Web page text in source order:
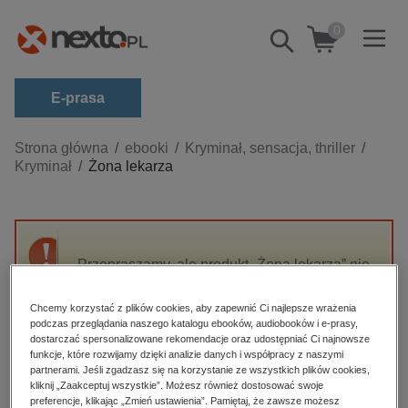
Pokaż/schowaj
wyszukiwarkę
0
E-prasa
Kategorie
Zobacz wszystkie E-prasa
budownictwo, aranżacja wnętrz
darmowe wydania
edukacja
hobby, sport, rozrywka
komputery, internet, technologie, informatyka
Strona główna ebooki
Kryminał, sensacja, thriller
Kryminał
Żona lekarza
Przepraszamy, ale produkt „Żona lekarza” nie
High-contrast mode
Polecane
Chcemy korzystać z plików cookies, aby zapewnić Ci najlepsze wrażenia
podczas przeglądania naszego katalogu ebooków, audiobooków i e-prasy,
dostarczać spersonalizowane rekomendacje oraz udostępniać Ci najnowsze
funkcje, które rozwijamy dzięki analizie danych i współpracy z naszymi
partnerami. Jeśli zgadzasz się na korzystanie ze wszystkich plików cookies,
kliknij „Zaakceptuj wszystkie”. Możesz również dostosować swoje
preferencje, klikając „Zmień ustawienia”. Pamiętaj, że zawsze możesz